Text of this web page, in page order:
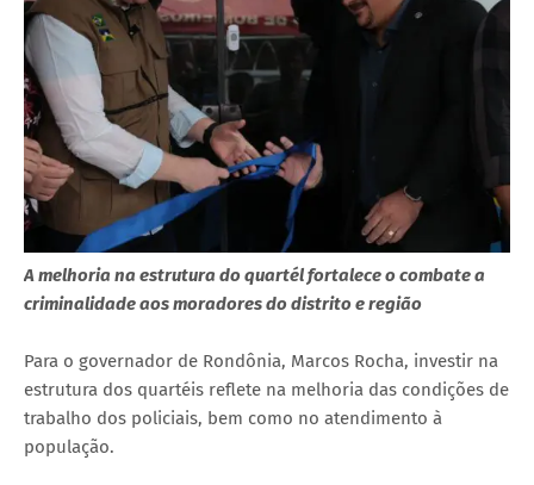
A melhoria na estrutura do quartél fortalece o combate a
criminalidade aos moradores do distrito e região
Para o governador de Rondônia, Marcos Rocha, investir na
estrutura dos quartéis reflete na melhoria das condições de
trabalho dos policiais, bem como no atendimento à
população.